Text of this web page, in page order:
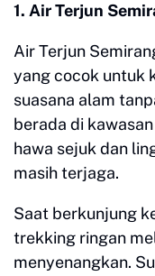
1. Air Terjun
Air Terjun
yang cocok untuk
suasana alam
berada di
hawa sejuk dan
masih terjaga.
Saat berkunjung
trekking ringan
menyenangkan.